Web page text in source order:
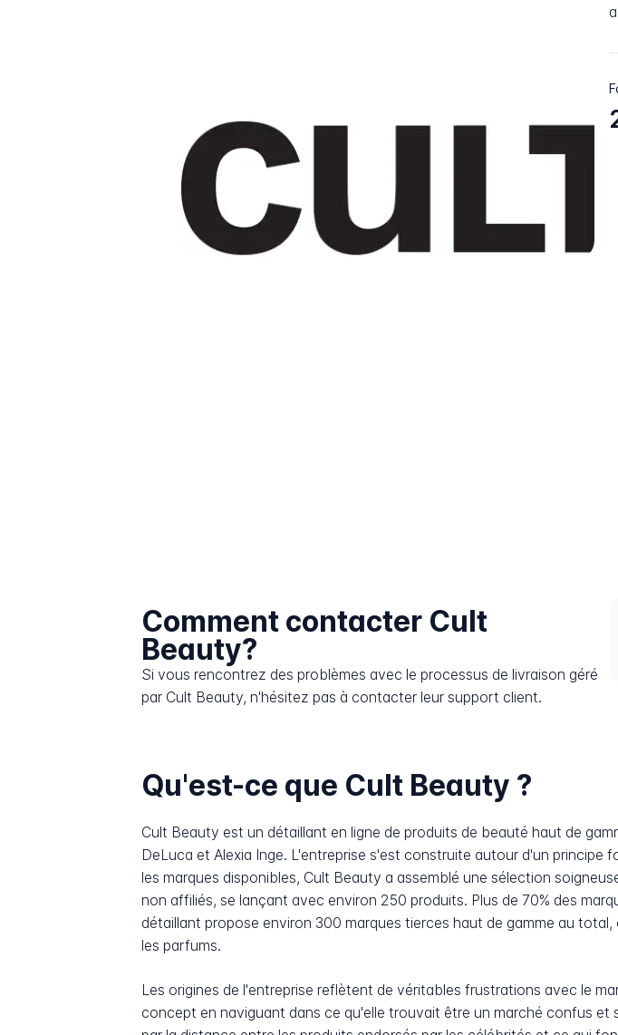
Comment contacter Cult
Beauty?
Si vous rencontrez des problèmes avec le processus de livraison géré
par Cult Beauty, n'hésitez pas à contacter leur support client.
Qu'est-ce que Cult Beauty ?
Cult Beauty est un détaillant en ligne de produits de beauté haut de
DeLuca et Alexia Inge. L'entreprise s'est construite autour d'un
les marques disponibles, Cult Beauty a assemblé une sélection
non affiliés, se lançant avec environ 250 produits. Plus de 70% des
détaillant propose environ 300 marques tierces haut de gamme au
les parfums.
Les origines de l'entreprise reflètent de véritables frustrations avec le
concept en naviguant dans ce qu'elle trouvait être un marché confus